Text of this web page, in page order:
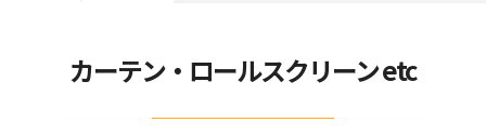
カーテン・ロールスクリーン etc